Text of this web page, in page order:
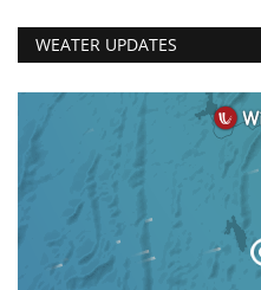
WEATER UPDATES